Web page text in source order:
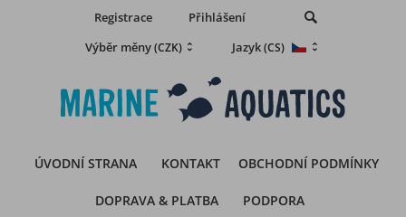
Registrace
Přihlášení
Výběr měny(CZK) Jazyk(CS)
ÚVODNÍ STRANA KONTAKT OBCHODNÍ PODMÍNKY
DOPRAVA & PLATBA PODPORA